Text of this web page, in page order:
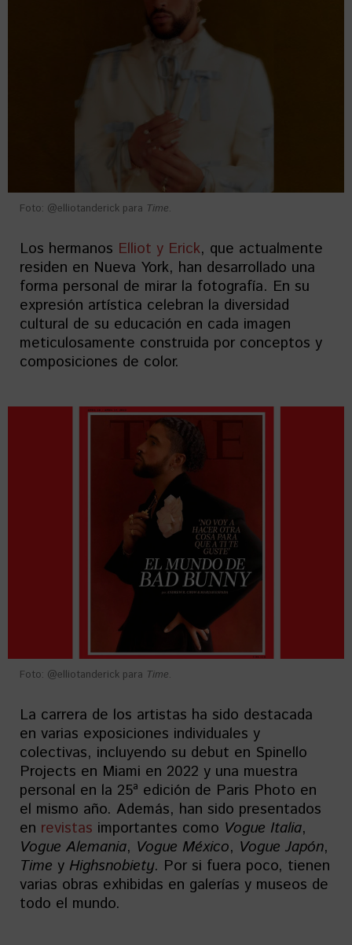
Foto: @elliotanderick para Time.
Los hermanos Elliot y Erick, que actualmente
residen en Nueva York, han desarrollado una
forma personal de mirar la fotografía. En su
expresión artística celebran la diversidad
cultural de su educación en cada imagen
meticulosamente construida por conceptos y
composiciones de color.
Foto: @elliotanderick para Time.
La carrera de los artistas ha sido destacada
en varias exposiciones individuales y
colectivas, incluyendo su debut en Spinello
Projects en Miami en 2022 y una muestra
personal en la 25ª edición de Paris Photo en
el mismo año. Además, han sido presentados
en revistas importantes como Vogue Italia,
Vogue Alemania, Vogue México, Vogue Japón,
Time y Highsnobiety. Por si fuera poco, tienen
varias obras exhibidas en galerías y museos de
todo el mundo.